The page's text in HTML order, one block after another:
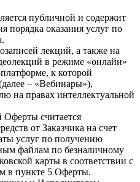
публичной и содержит
порядка оказания услуг по
лекций, а также на
в режиме «онлайн»
к которой
– «Вебинары»),
на правах интеллектуальной
считается
от Заказчика на счет
услуг по получению
файлам по безналичному
карты в соответствии с
в пункте 5 Оферты.